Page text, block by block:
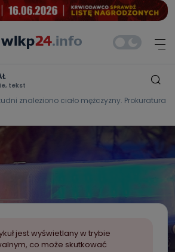
tekst
znaleziono ciało mężczyzny. Prokuratura
jest wyświetlany w trybie
co może skutkować